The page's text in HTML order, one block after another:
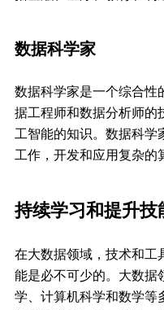
数据科学家
数据科学家是一个综合性
据工程师和数据分析师的
工智能的知识。数据科学
工作，开发和应用复杂的
持续学习和提升技
在大数据领域，技术和工
能是必不可少的。大数据
学、计算机科学和数学等